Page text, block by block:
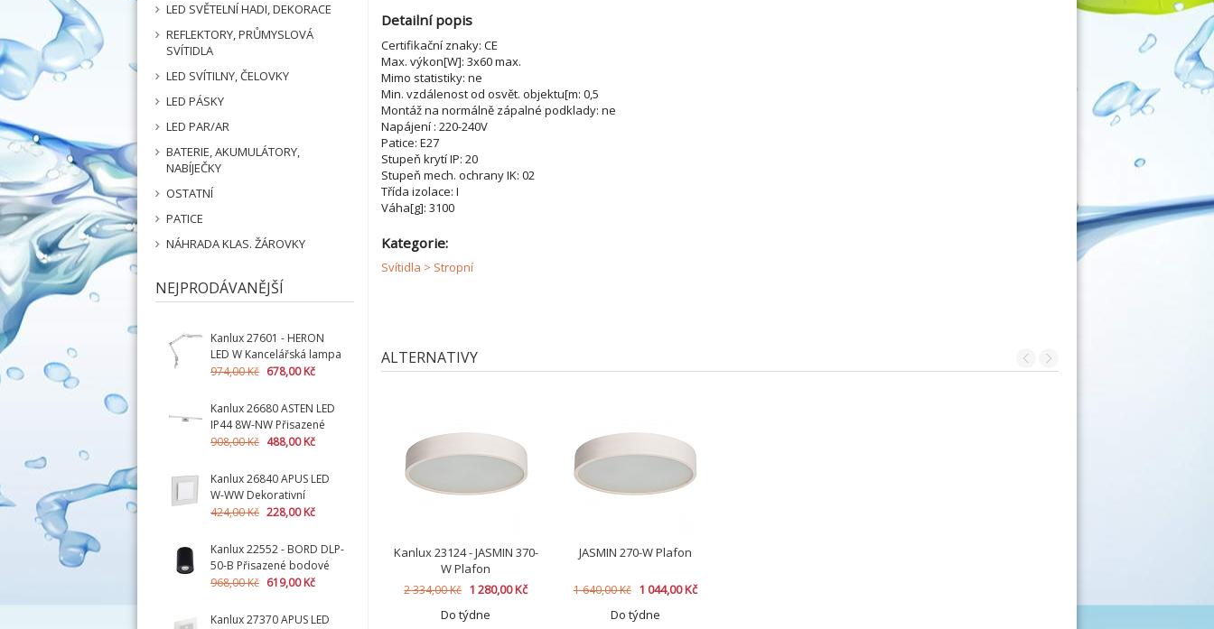
LED SVĚTELNÍ HADI, DEKORACE
REFLEKTORY, PRŮMYSLOVÁ
SVÍTIDLA
LED SVÍTILNY, ČELOVKY
LED PÁSKY
LED PAR/AR
BATERIE, AKUMULÁTORY,
NABÍJEČKY
OSTATNÍ
PATICE
NÁHRADA KLAS. ŽÁROVKY
NEJPRODÁVANĚJŠÍ
Kanlux 27601 - HERON
LED W Kancelářská lampa
LED (nahrazuje kód
974,00 Kč 678,00 Kč
Kanlux 26680 ASTEN LED
IP44 8W-NW Přisazené
svítidlo LED
908,00 Kč 488,00 Kč
Kanlux 26840 APUS LED
W-WW Dekorativní
svítidlo LED + montážní
424,00 Kč 228,00 Kč
Kanlux 22552 - BORD DLP-
50-B Přisazené bodové
svítidlo
968,00 Kč 619,00 Kč
Kanlux 27370 APUS LED
Detailní popis
Certifikační znaky: CE
Max. výkon[W]: 3x60 max.
Mimo statistiky: ne
Min. vzdálenost od osvět. objektu[m: 0,5
Montáž na normálně zápalné podklady: ne
Napájení : 220-240V
Patice: E27
Stupeň krytí IP: 20
Stupeň mech. ochrany IK: 02
Třída izolace: I
Váha[g]: 3100
Kategorie:
Svítidla > Stropní
ALTERNATIVY
Kanlux 23124 - JASMIN 370-
W Plafon
2 334,00 Kč 1 280,00 Kč
Do týdne
JASMIN 270-W Plafon
1 640,00 Kč 1 044,00 Kč
Do týdne